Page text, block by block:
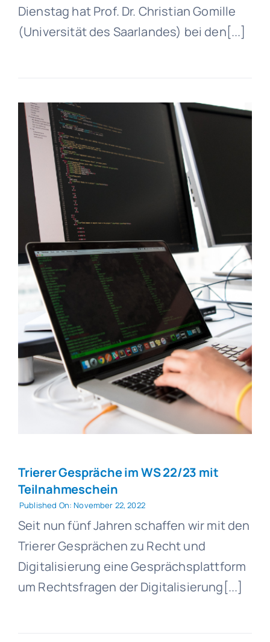
Dienstag hat Prof. Dr. Christian Gomille
(Universität des Saarlandes) bei den[...]
Trierer Gespräche im WS 22/23 mit
Teilnahmeschein
Published On: November 22, 2022
Seit nun fünf Jahren schaffen wir mit den
Trierer Gesprächen zu Recht und
Digitalisierung eine Gesprächsplattform
um Rechtsfragen der Digitalisierung[...]